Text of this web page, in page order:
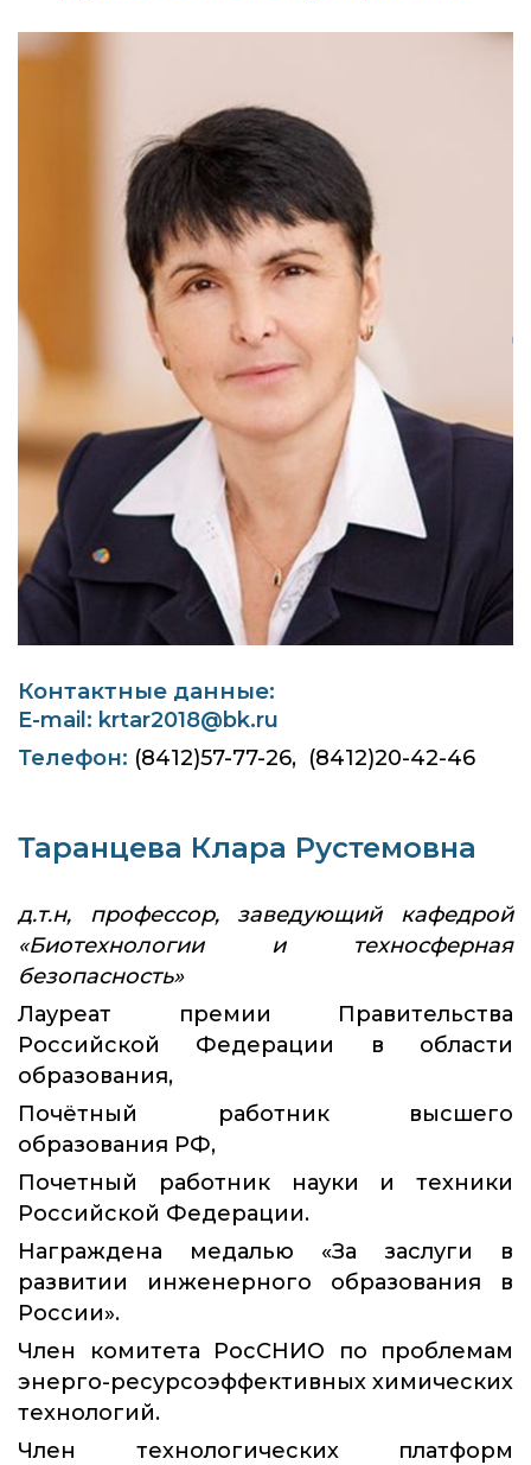
Контактные данные:
E-mail: krtar2018@bk.ru
Телефон: (8412)57-77-26, (8412)20-42-46
Таранцева Клара Рустемовна
д.т.н, профессор, заведующий кафедрой
«Биотехнологии и техносферная
безопасность»
Лауреат премии Правительства
Российской Федерации в области
образования,
Почётный работник высшего
образования РФ,
Почетный работник науки и техники
Российской Федерации.
Награждена медалью «За заслуги в
развитии инженерного образования в
России».
Член комитета РосСНИО по проблемам
энерго-ресурсоэффективных химических
технологий.
Член технологических платформ